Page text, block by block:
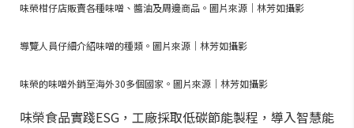
味榮柑仔店販賣各種味噌、醬油及周邊商品。圖片來源｜林芳如攝影
導覽人員仔細介紹味噌的種類。圖片來源｜林芳如攝影
味榮的味噌外銷至海外30多個國家。圖片來源｜林芳如攝影
味榮食品實踐ESG，工廠採取低碳節能製程，導入智慧能